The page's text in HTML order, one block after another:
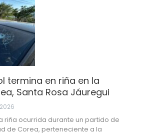
termina en riña en la
Santa Rosa Jáuregui
riña ocurrida durante un partido de
de Corea, perteneciente a la